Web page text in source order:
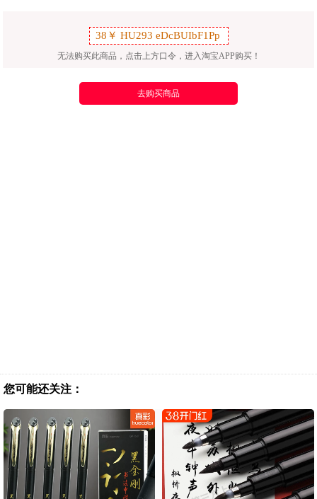
无法购买此商品，点击上方口令，进入淘宝APP购买！
去购买商品
您可能还关注：